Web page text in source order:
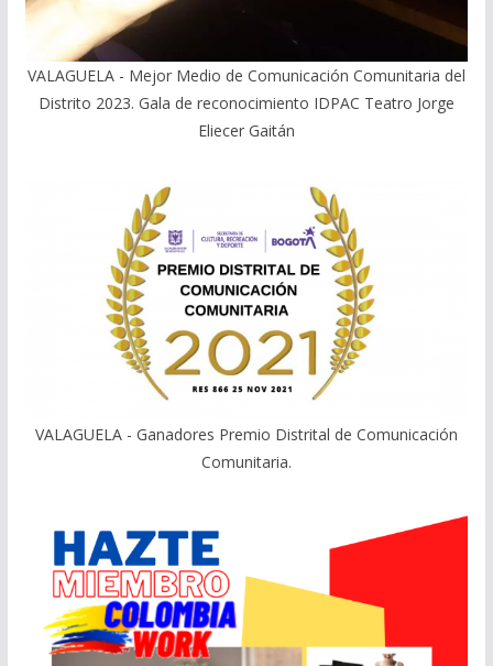
VALAGUELA - Mejor Medio de Comunicación Comunitaria del
Distrito 2023. Gala de reconocimiento IDPAC Teatro Jorge
Eliecer Gaitán
VALAGUELA - Ganadores Premio Distrital de Comunicación
Comunitaria.